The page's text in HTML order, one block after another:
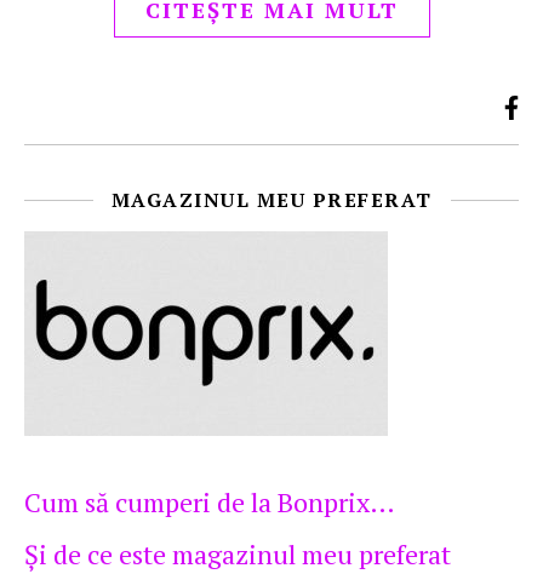
CITEȘTE MAI MULT
MAGAZINUL MEU PREFERAT
Cum să cumperi de la Bonprix…
Şi de ce este magazinul meu preferat